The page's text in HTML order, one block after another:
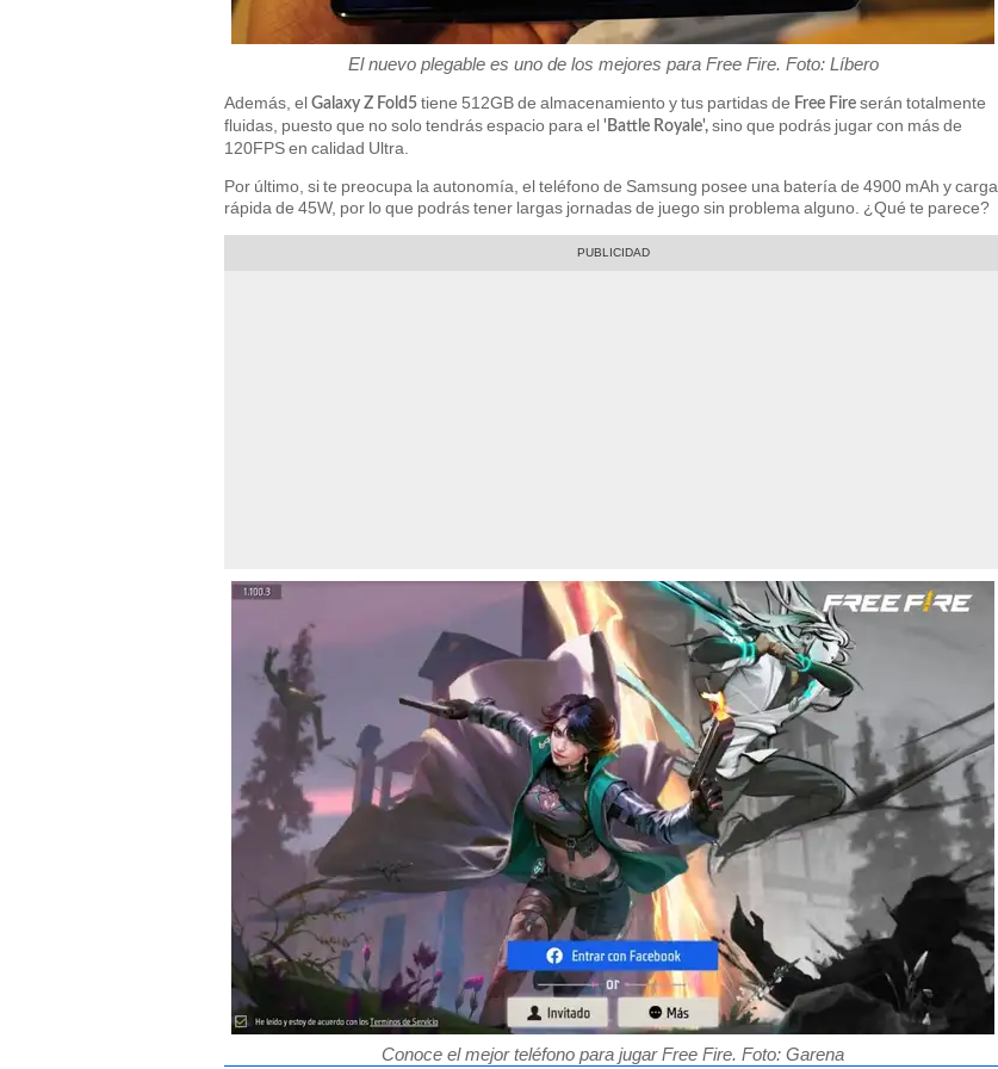
El nuevo plegable es uno de los mejores para Free Fire. Foto: Líbero
Además, el Galaxy Z Fold5 tiene 512GB de almacenamiento y tus partidas de Free Fire serán totalmente
fluidas, puesto que no solo tendrás espacio para el 'Battle Royale', sino que podrás jugar con más de
120FPS en calidad Ultra.
Por último, si te preocupa la autonomía, el teléfono de Samsung posee una batería de 4900 mAh y carga
rápida de 45W, por lo que podrás tener largas jornadas de juego sin problema alguno. ¿Qué te parece?
Conoce el mejor teléfono para jugar Free Fire. Foto: Garena